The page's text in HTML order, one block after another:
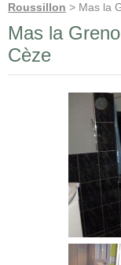
Roussillon > Mas la
Mas la
Cèze